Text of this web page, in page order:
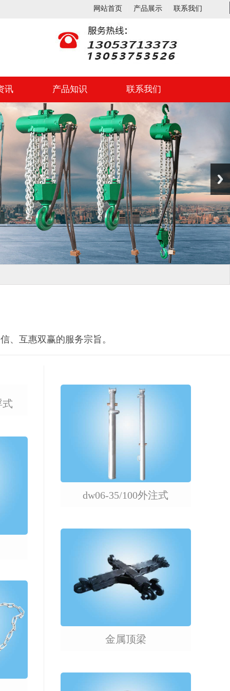
网站首页 产品展示 联系我们
讯 产品知识 联系我们
、互惠双赢的服务宗旨。
dw06-35/100外注式
金属顶梁